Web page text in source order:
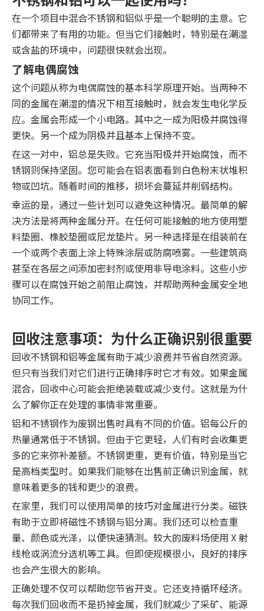
在一个项目中混合不锈钢和铝似乎是一个聪明的主意。它
们都带来了有用的功能。但当它们接触时，特别是在潮湿
或含盐的环境中，问题很快就会出现。
了解电偶腐蚀
这个问题从称为电偶腐蚀的基本科学原理开始。当两种不
同的金属在潮湿的情况下相互接触时，就会发生电化学反
应。金属会形成一个小电路。其中之一成为阳极并腐蚀得
更快。另一个成为阴极并且基本上保持不变。
在这一对中，铝总是失败。它充当阳极并开始腐蚀，而不
锈钢则保持坚固。您可能会在铝表面看到白色粉末状堆积
物或凹坑。随着时间的推移，损坏会蔓延并削弱结构。
幸运的是，通过一些计划可以避免这种情况。最简单的解
决方法是将两种金属分开。在任何可能接触的地方使用塑
料垫圈、橡胶垫圈或尼龙垫片。另一种选择是在组装前在
一个或两个表面上涂上特殊涂层或防腐喷雾。一些建筑商
甚至在各层之间添加密封剂或使用非导电涂料。这些小步
骤可以在腐蚀开始之前阻止腐蚀，并帮助两种金属安全地
协同工作。
回收注意事项：为什么正确识别很重要
回收不锈钢和铝等金属有助于减少浪费并节省自然资源。
但只有当我们对它们进行正确排序时它才有效。如果金属
混合，回收中心可能会拒绝装载或减少支付。这就是为什
么了解你正在处理的事情非常重要。
铝和不锈钢作为废钢出售时具有不同的价值。铝每公斤的
热量通常低于不锈钢。但由于它更轻，人们有时会收集更
多的它来弥补差额。不锈钢更重，更有价值，特别是当它
是高档类型时。如果我们能够在出售前正确识别金属，就
意味着更多的钱和更少的浪费。
在家里，我们可以使用简单的技巧对金属进行分类。磁铁
有助于立即将磁性不锈钢与铝分离。我们还可以检查重
量、颜色或光泽，以便快速猜测。较大的废料场使用 X 射
线枪或涡流分选机等工具。但即使规模很小，良好的排序
也会产生很大的影响。
正确处理不仅可以帮助您节省开支。它还支持循环经济。
每次我们回收而不是扔掉金属，我们就减少了采矿、能源